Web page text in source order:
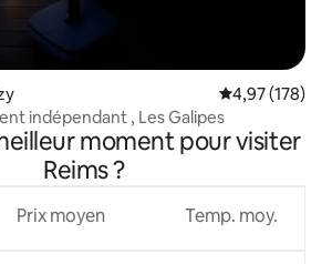
Évaluation
4,97 (178)
indépendant , Les Galipes
moment pour visiter
Reims ?
Prix moyen Temp. moy.